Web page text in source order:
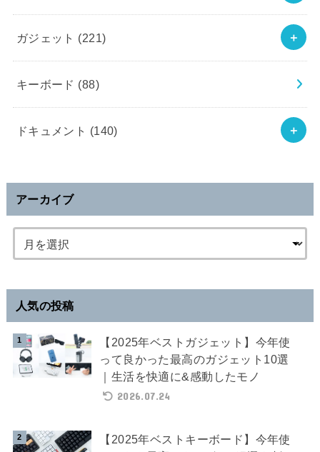
ガジェット (221)
キーボード (88)
ドキュメント (140)
アーカイブ
人気の投稿
【2025年ベストガジェット】今年使
って良かった最高のガジェット10選
｜生活を快適に&感動したモノ
2026.07.24
【2025年ベストキーボード】今年使